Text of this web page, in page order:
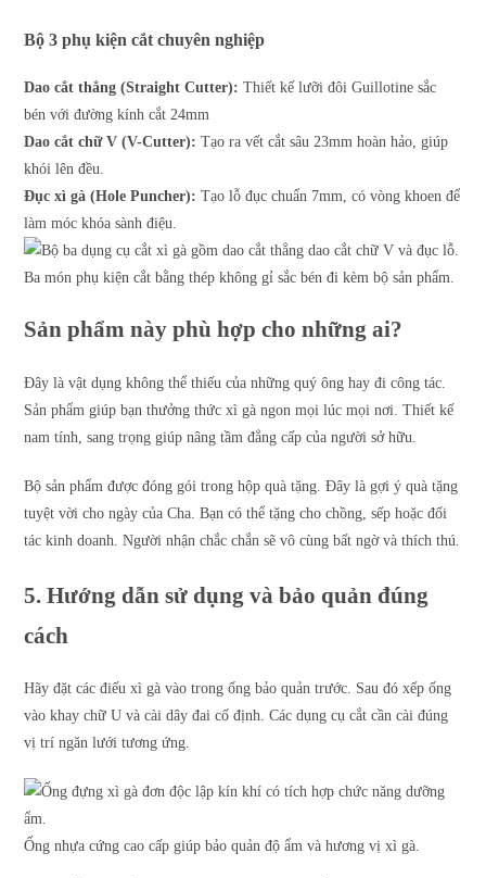
Bộ 3 phụ kiện cắt chuyên nghiệp
Dao cắt thẳng (Straight Cutter): Thiết kế lưỡi đôi Guillotine sắc
bén với đường kính cắt 24mm
Dao cắt chữ V (V-Cutter): Tạo ra vết cắt sâu 23mm hoàn hảo, giúp
khói lên đều.
Đục xì gà (Hole Puncher): Tạo lỗ đục chuẩn 7mm, có vòng khoen để
làm móc khóa sành điệu.
Ba món phụ kiện cắt bằng thép không gỉ sắc bén đi kèm bộ sản phẩm.
Sản phẩm này phù hợp cho những ai?
Đây là vật dụng không thể thiếu của những quý ông hay đi công tác.
Sản phẩm giúp bạn thưởng thức xì gà ngon mọi lúc mọi nơi. Thiết kế
nam tính, sang trọng giúp nâng tầm đẳng cấp của người sở hữu.
Bộ sản phẩm được đóng gói trong hộp quà tặng. Đây là gợi ý quà tặng
tuyệt vời cho ngày của Cha. Bạn có thể tặng cho chồng, sếp hoặc đối
tác kinh doanh. Người nhận chắc chắn sẽ vô cùng bất ngờ và thích thú.
5. Hướng dẫn sử dụng và bảo quản đúng
cách
Hãy đặt các điếu xì gà vào trong ống bảo quản trước. Sau đó xếp ống
vào khay chữ U và cài dây đai cố định. Các dụng cụ cắt cần cài đúng
vị trí ngăn lưới tương ứng.
Ống nhựa cứng cao cấp giúp bảo quản độ ẩm và hương vị xì gà.